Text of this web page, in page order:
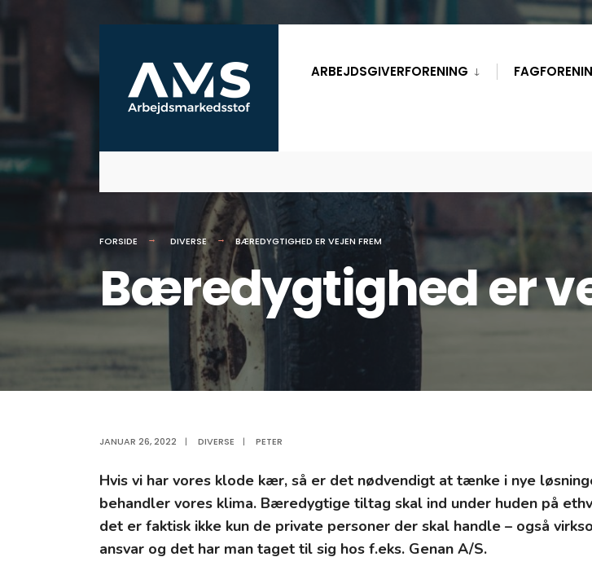
content
ARBEJDSGIVERFORENING
FORSIDE DIVERSE BÆREDYGTIGHED ER VEJEN FREM
Bæredygtighed er
JANUAR 26, 2022 | DIVERSE | PETER
Hvis vi har vores klode kær, så er det nødvendigt at tænke i nye
behandler vores klima. Bæredygtige tiltag skal ind under huden på
det er faktisk ikke kun de private personer der skal handle – også
ansvar og det har man taget til sig hos f.eks. Genan A/S.